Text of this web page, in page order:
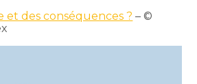
et des conséquences ? – ©